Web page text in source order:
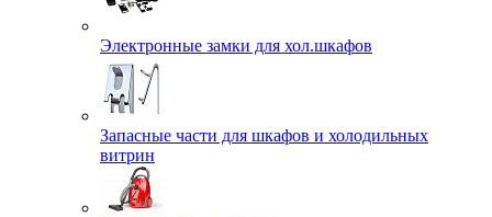
Электронные замки для хол.шкафов
Запасные части для шкафов и холодильных
витрин